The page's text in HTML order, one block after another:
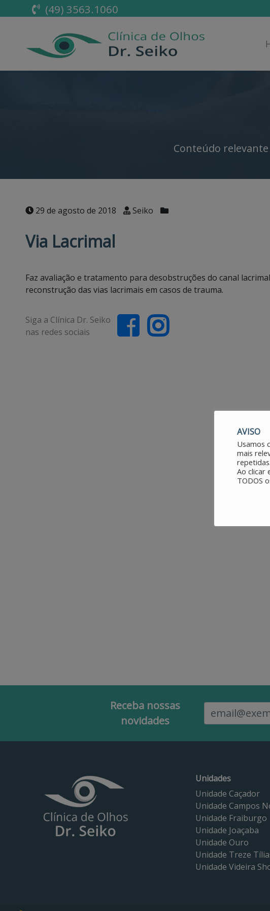
(49) 3563.1060
Conteúdo
29 de agosto de 2018 Seiko
Via Lacrimal
Faz avaliação e tratamento para desobstruções do canal
reconstrução das vias lacrimais em casos de trauma.
Siga a Clínica Dr. Seiko
nas redes sociais
Receba nossas
novidades
Email
Unidades
Unidade Caçador
Unidade Campos
Unidade Fraiburgo
Unidade Joaçaba
Unidade Ouro
Unidade Treze
Unidade Videira
AVISO
Usamos
mais
repetidas.
Ao clicar
TODOS